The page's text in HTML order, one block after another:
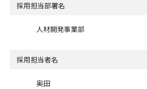
採用担当部署名
人材開発事業部
採用担当者名
奥田